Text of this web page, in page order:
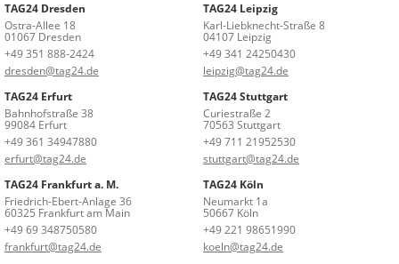
TAG24 Dresden
Ostra-Allee 18
01067 Dresden
+49 351 888-2424
dresden@tag24.de
TAG24 Leipzig
Karl-Liebknecht-Straße 8
04107 Leipzig
+49 341 24250430
leipzig@tag24.de
TAG24 Erfurt
Bahnhofstraße 38
99084 Erfurt
+49 361 34947880
erfurt@tag24.de
TAG24 Stuttgart
Curiestraße 2
70563 Stuttgart
+49 711 21952530
stuttgart@tag24.de
TAG24 Frankfurt a. M.
Friedrich-Ebert-Anlage 36
60325 Frankfurt am Main
+49 69 348750580
frankfurt@tag24.de
TAG24 Köln
Neumarkt 1a
50667 Köln
+49 221 98651990
koeln@tag24.de